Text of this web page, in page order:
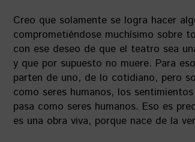
Creo que solamente se logra hacer
comprometiéndose muchísimo sobre
con ese deseo de que el teatro sea
y que por supuesto no muere. Para
parten de uno, de lo cotidiano, pero
como seres humanos, los
pasa como seres humanos. Eso es
es una obra viva, porque nace de la